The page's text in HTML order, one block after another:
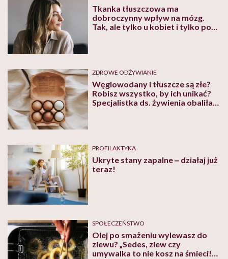
Tkanka tłuszczowa ma
dobroczynny wpływ na mózg.
Tak, ale tylko u kobiet i tylko pod
ZDROWE ODŻYWIANIE
Węglowodany i tłuszcze są złe?
Robisz wszystko, by ich unikać?
Specjalistka ds. żywienia obaliła
PROFILAKTYKA
Ukryte stany zapalne ‒ działaj już
teraz!
SPOŁECZEŃSTWO
Olej po smażeniu wylewasz do
zlewu? „Sedes, zlew czy
umywalka to nie kosz na śmieci!”